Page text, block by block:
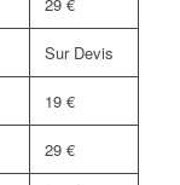
Sur Devis
19 €
29 €